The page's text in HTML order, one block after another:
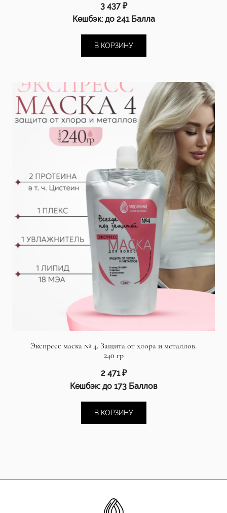
3 437₽
Кешбэк:до 241 Балла
В КОРЗИНУ
Экспресс маска № 4. Защита от хлора и металлов.
240 гр
2 471₽
Кешбэк: до 173 Баллов
В КОРЗИНУ